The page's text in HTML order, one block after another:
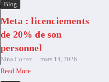
Blog
Meta : licenciements
de 20% de son
personnel
Nina Cortez
mars 14, 2026
Read More